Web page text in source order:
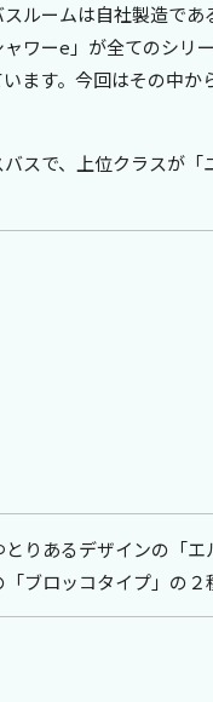
ルームは自社製造であ
ワーe」が全てのシリ
ます。今回はその中か
スで、上位クラスが
りあるデザインの「
ブロッコタイプ」の２